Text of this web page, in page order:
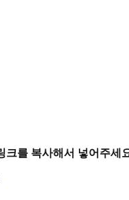
크를 복사해서 넣어주세